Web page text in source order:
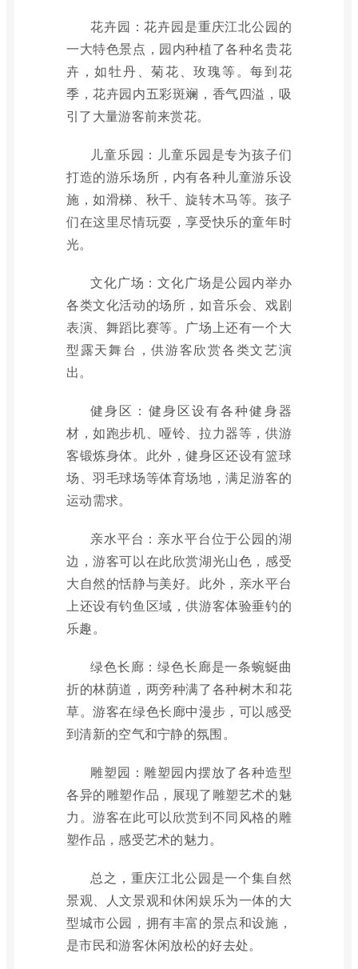
花卉园：花卉园是重庆江北公园的
一大特色景点，园内种植了各种名贵花
卉，如牡丹、菊花、玫瑰等。每到花
季，花卉园内五彩斑斓，香气四溢，吸
引了大量游客前来赏花。
儿童乐园：儿童乐园是专为孩子们
打造的游乐场所，内有各种儿童游乐设
施，如滑梯、秋千、旋转木马等。孩子
们在这里尽情玩耍，享受快乐的童年时
光。
文化广场：文化广场是公园内举办
各类文化活动的场所，如音乐会、戏剧
表演、舞蹈比赛等。广场上还有一个大
型露天舞台，供游客欣赏各类文艺演
出。
健身区：健身区设有各种健身器
材，如跑步机、哑铃、拉力器等，供游
客锻炼身体。此外，健身区还设有篮球
场、羽毛球场等体育场地，满足游客的
运动需求。
亲水平台：亲水平台位于公园的湖
边，游客可以在此欣赏湖光山色，感受
大自然的恬静与美好。此外，亲水平台
上还设有钓鱼区域，供游客体验垂钓的
乐趣。
绿色长廊：绿色长廊是一条蜿蜒曲
折的林荫道，两旁种满了各种树木和花
草。游客在绿色长廊中漫步，可以感受
到清新的空气和宁静的氛围。
雕塑园：雕塑园内摆放了各种造型
各异的雕塑作品，展现了雕塑艺术的魅
力。游客在此可以欣赏到不同风格的雕
塑作品，感受艺术的魅力。
总之，重庆江北公园是一个集自然
景观、人文景观和休闲娱乐为一体的大
型城市公园，拥有丰富的景点和设施，
是市民和游客休闲放松的好去处。